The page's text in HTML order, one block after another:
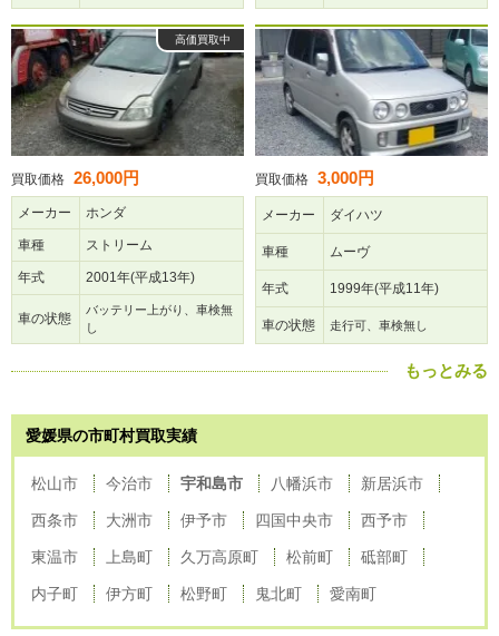
高価買取中
買取価格 26,000円
メーカー ホンダ
車種 ストリーム
年式 2001年(平成13年)
車の状態
バッテリー上がり、車検無
し
買取価格 3,000円
メーカー ダイハツ
車種 ムーヴ
年式 1999年(平成11年)
車の状態 走行可、車検無し
もっとみる
愛媛県の市町村買取実績
松山市 今治市 宇和島市 八幡浜市 新居浜市
西条市 大洲市 伊予市 四国中央市 西予市
東温市 上島町 久万高原町 松前町 砥部町
内子町 伊方町 松野町 鬼北町 愛南町